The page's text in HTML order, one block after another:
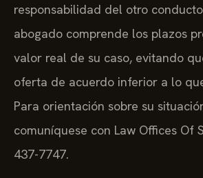
responsabilidad del otro
abogado comprende los plazos
valor real de su caso, evitando
oferta de acuerdo inferior a lo
Para orientación sobre su
comuníquese con Law Offices Of
437-7747.